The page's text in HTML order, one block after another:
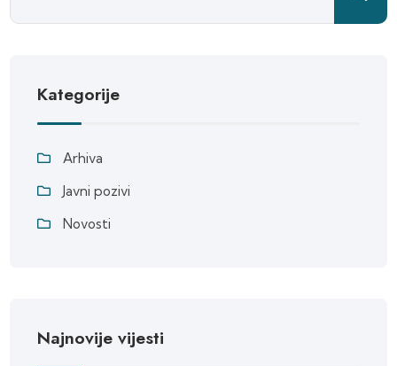
Kategorije
Arhiva
Javni pozivi
Novosti
Najnovije vijesti